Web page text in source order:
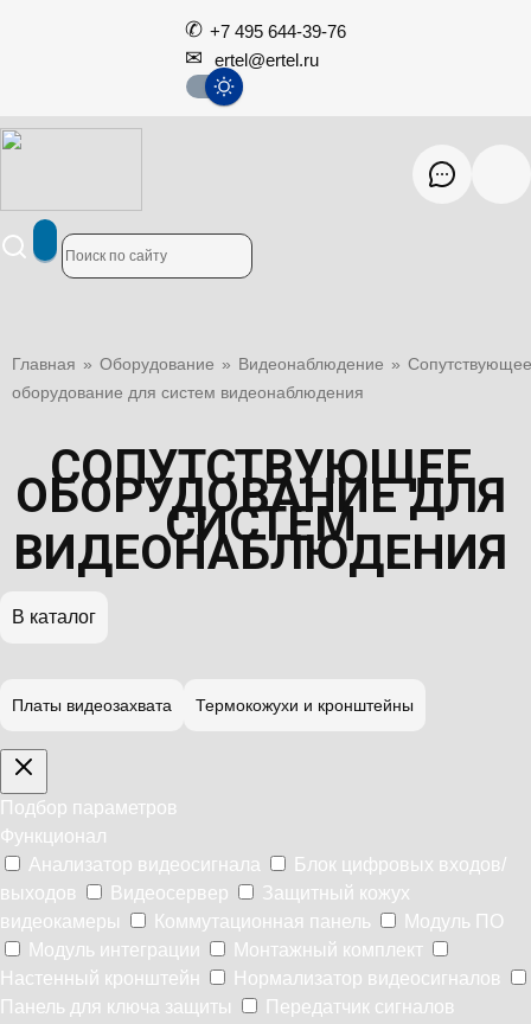
+7 495 644-39-76
ertel@ertel.ru
Главная » Оборудование » Видеонаблюдение » Сопутствующее
оборудование для систем видеонаблюдения
СОПУТСТВУЮЩЕЕ
ОБОРУДОВАНИЕ ДЛЯ
СИСТЕМ
ВИДЕОНАБЛЮДЕНИЯ
В каталог
Платы видеозахвата Термокожухи и кронштейны
Подбор параметров
Функционал
Анализатор видеосигнала
Блок цифровых входов/
выходов
Видеосервер
Защитный кожух
видеокамеры
Коммутационная панель
Модуль ПО
Модуль интеграции
Монтажный комплект
Настенный кронштейн
Нормализатор видеосигналов
Панель для ключа защиты
Передатчик сигналов